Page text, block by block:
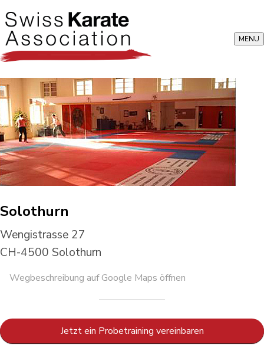
MENU
Solothurn
Wengistrasse 27
CH-4500 Solothurn
Wegbeschreibung auf Google Maps öffnen
Jetzt ein Probetraining vereinbaren